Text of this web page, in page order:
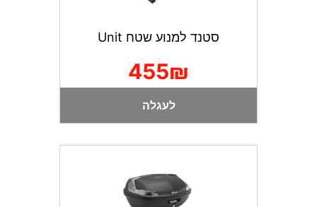
סטנד למנוע שטח Unit
455₪
לעגלה